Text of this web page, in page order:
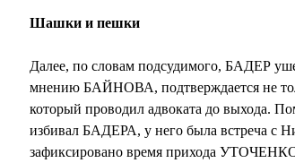
Шашки и пешки
Далее, по словам подсудимого, БАДЕР
мнению БАЙНОВА, подтверждается не
который проводил адвоката до выхода.
избивал БАДЕРА, у него была встреча
зафиксировано время прихода